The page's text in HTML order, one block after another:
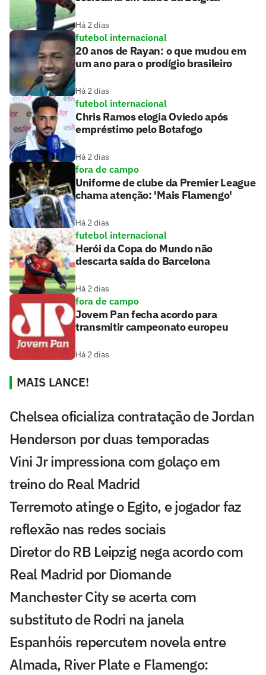
Há 2 dias
futebol internacional
20 anos de Rayan: o que mudou em
um ano para o prodígio brasileiro
Há 2 dias
futebol internacional
Chris Ramos elogia Oviedo após
empréstimo pelo Botafogo
Há 2 dias
fora de campo
Uniforme de clube da Premier League
chama atenção: 'Mais Flamengo'
Há 2 dias
futebol internacional
Herói da Copa do Mundo não
descarta saída do Barcelona
Há 2 dias
fora de campo
Jovem Pan fecha acordo para
transmitir campeonato europeu
Há 2 dias
MAIS LANCE!
Chelsea oficializa contratação de Jordan
Henderson por duas temporadas
Vini Jr impressiona com golaço em
treino do Real Madrid
Terremoto atinge o Egito, e jogador faz
reflexão nas redes sociais
Diretor do RB Leipzig nega acordo com
Real Madrid por Diomande
Manchester City se acerta com
substituto de Rodri na janela
Espanhóis repercutem novela entre
Almada, River Plate e Flamengo: